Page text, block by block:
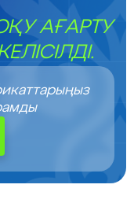
АҒАРТУ